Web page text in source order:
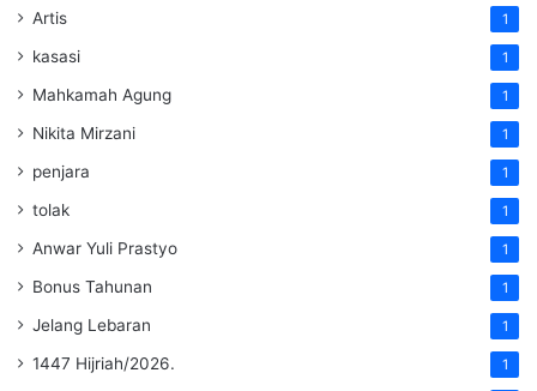
Artis 1
kasasi 1
Mahkamah Agung 1
Nikita Mirzani 1
penjara 1
tolak 1
Anwar Yuli Prastyo 1
Bonus Tahunan 1
Jelang Lebaran 1
1447 Hijriah/2026. 1